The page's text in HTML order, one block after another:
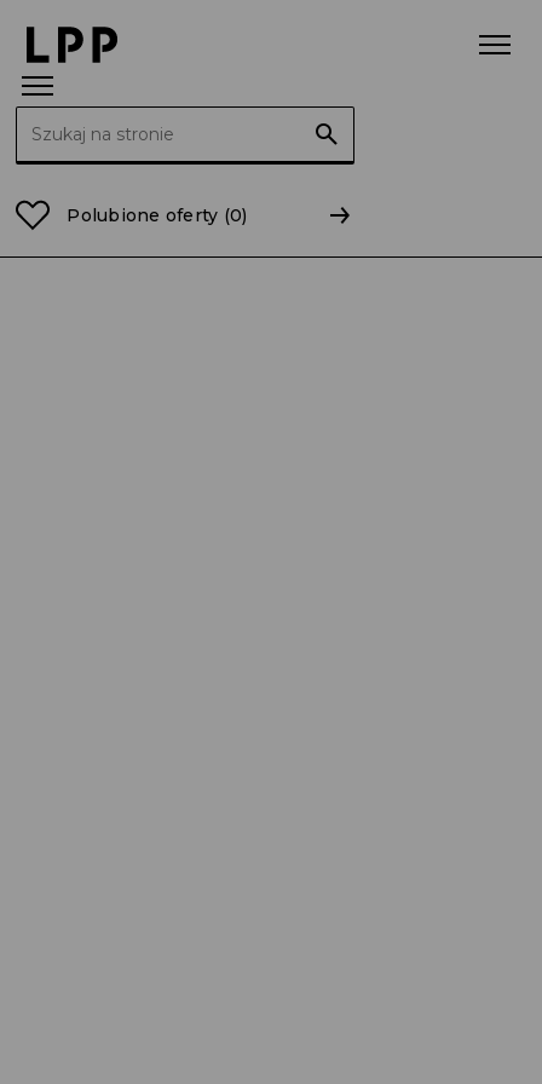
Polubione oferty (0)
Strona główna 2014